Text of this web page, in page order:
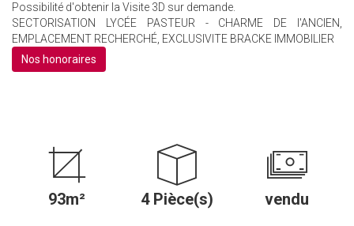
Possibilité d'obtenir la Visite 3D sur demande.
SECTORISATION LYCÉE PASTEUR - CHARME DE l'ANCIEN,
EMPLACEMENT RECHERCHÉ, EXCLUSIVITE BRACKE IMMOBILIER
Nos honoraires
93m² 4 Pièce(s) vendu